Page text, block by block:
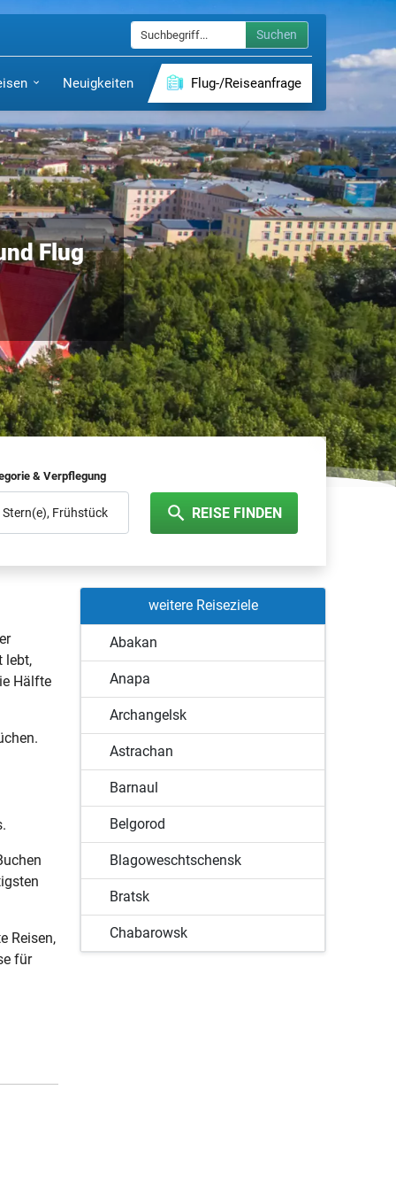
Suchen
Neuigkeiten Flug-/Reiseanfrage
Flug
& Verpflegung
Frühstück REISE FINDEN
weitere Reiseziele
Abakan
Anapa
Archangelsk
Astrachan
Barnaul
Belgorod
Blagoweschtschensk
Bratsk
Chabarowsk
lebt,
Hälfte
Reisen,
für